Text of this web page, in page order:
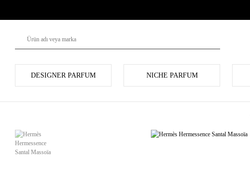
DESIGNER PARFUM NICHE PARFUM